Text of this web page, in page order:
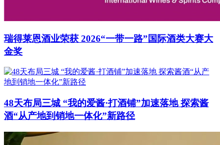
瑞得莱恩酒业荣获 2026“一带一路”国际酒类大赛大
金奖
48天布局三城 “我的爱酱·打酒铺”加速落地 探索酱
酒“从产地到销地一体化”新路径